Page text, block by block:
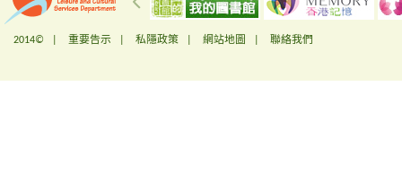
2014© | 重要告示 私隱政策 網站地圖 聯絡我們